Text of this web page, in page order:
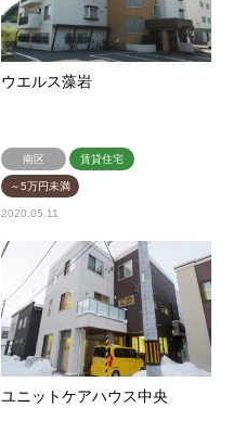
ウエルス藻岩
南区 賃貸住宅
～5万円未満
2020.05.11
ユニットケアハウス中央